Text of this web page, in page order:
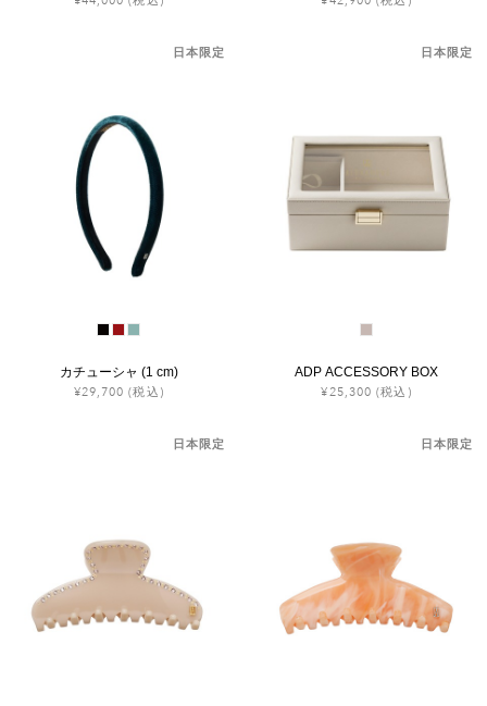
日本限定
カチューシャ (1 cm)
¥29,700 (税込)
日本限定
ADP ACCESSORY BOX
¥25,300 (税込)
日本限定 日本限定